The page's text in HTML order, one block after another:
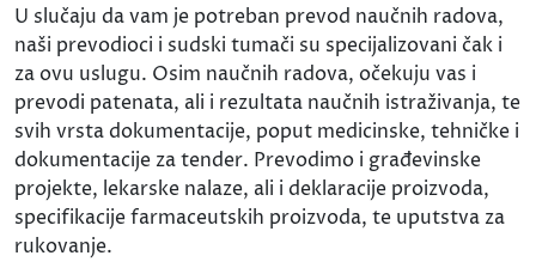
U slučaju da vam je potreban prevod naučnih radova,
naši prevodioci i sudski tumači su specijalizovani čak i
za ovu uslugu. Osim naučnih radova, očekuju vas i
prevodi patenata, ali i rezultata naučnih istraživanja, te
svih vrsta dokumentacije, poput medicinske, tehničke i
dokumentacije za tender. Prevodimo i građevinske
projekte, lekarske nalaze, ali i deklaracije proizvoda,
specifikacije farmaceutskih proizvoda, te uputstva za
rukovanje.